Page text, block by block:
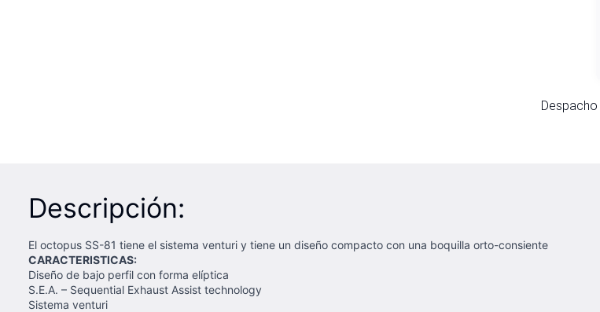
Descripción:
El octopus SS-81 tiene el sistema venturi y tiene un diseño compacto con una boquilla orto-consiente
CARACTERISTICAS:
Diseño de bajo perfil con forma elíptica
S.E.A. – Sequential Exhaust Assist technology
Sistema venturi